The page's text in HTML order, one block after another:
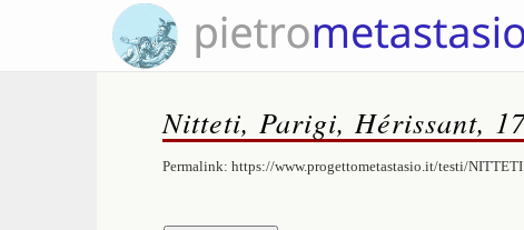
Nitteti, Parigi, Hérissant,
Permalink: https://www.progettometastasio.it/testi/